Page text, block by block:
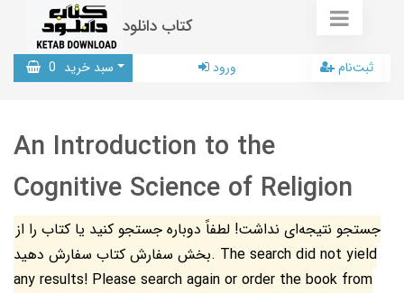
کتاب دانلود
سبد خرید 0 ورود ثبت‌نام
An Introduction to the
Cognitive Science of Religion
جستجو نتیجه‌ای نداشت! لطفاً دوباره جستجو کنید یا کتاب را از
بخش سفارش کتاب سفارش دهید. The search did not yield
any results! Please search again or order the book from